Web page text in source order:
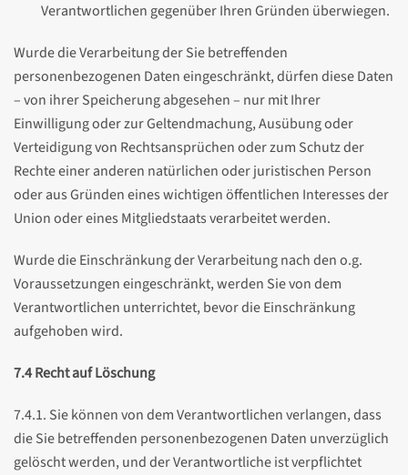
Verantwortlichen gegenüber Ihren Gründen überwiegen.
Wurde die Verarbeitung der Sie betreffenden
personenbezogenen Daten eingeschränkt, dürfen diese Daten
– von ihrer Speicherung abgesehen – nur mit Ihrer
Einwilligung oder zur Geltendmachung, Ausübung oder
Verteidigung von Rechtsansprüchen oder zum Schutz der
Rechte einer anderen natürlichen oder juristischen Person
oder aus Gründen eines wichtigen öffentlichen Interesses der
Union oder eines Mitgliedstaats verarbeitet werden.
Wurde die Einschränkung der Verarbeitung nach den o.g.
Voraussetzungen eingeschränkt, werden Sie von dem
Verantwortlichen unterrichtet, bevor die Einschränkung
aufgehoben wird.
7.4 Recht auf Löschung
7.4.1. Sie können von dem Verantwortlichen verlangen, dass
die Sie betreffenden personenbezogenen Daten unverzüglich
gelöscht werden, und der Verantwortliche ist verpflichtet